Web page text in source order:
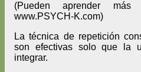
(Pueden aprender
www.PSYCH-K.com)
La técnica de repetición
son efectivas solo que la
integrar.